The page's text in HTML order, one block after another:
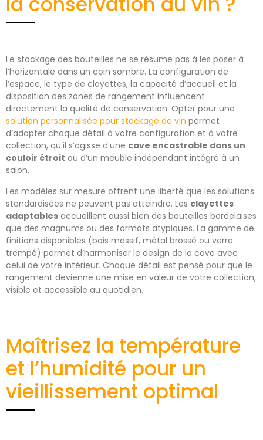
Le stockage des bouteilles ne se résume pas à les poser à
l’horizontale dans un coin sombre. La configuration de
l’espace, le type de clayettes, la capacité d’accueil et la
disposition des zones de rangement influencent
directement la qualité de conservation. Opter pour une
solution personnalisée pour stockage de vin permet
d’adapter chaque détail à votre configuration et à votre
collection, qu’il s’agisse d’une cave encastrable dans un
couloir étroit ou d’un meuble indépendant intégré à un
salon.
Les modèles sur mesure offrent une liberté que les solutions
standardisées ne peuvent pas atteindre. Les clayettes
adaptables accueillent aussi bien des bouteilles bordelaises
que des magnums ou des formats atypiques. La gamme de
finitions disponibles (bois massif, métal brossé ou verre
trempé) permet d’harmoniser le design de la cave avec
celui de votre intérieur. Chaque détail est pensé pour que le
rangement devienne une mise en valeur de votre collection,
visible et accessible au quotidien.
Maîtrisez la température
et l’humidité pour un
vieillissement optimal